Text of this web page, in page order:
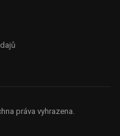
práva vyhrazena.